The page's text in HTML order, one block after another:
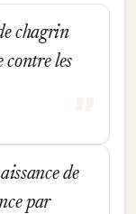
chagrin
contre les
de
par